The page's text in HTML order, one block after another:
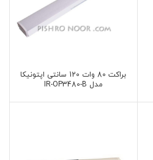
براکت 80 وات 120 سانتی اپتونیکا
مدل IR-OP3480-B